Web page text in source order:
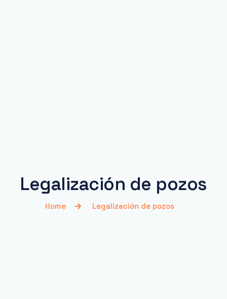
Legalización de pozos
Home Legalización de pozos